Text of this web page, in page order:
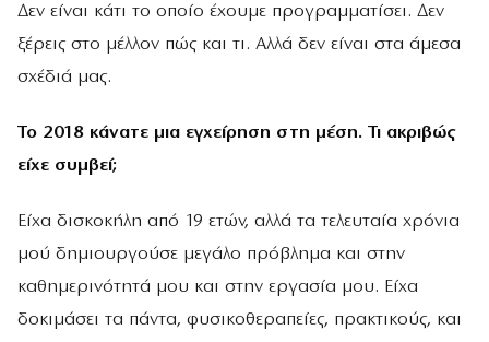
∆εν είναι κάτι το οποίο έχουµε προγραµµατίσει. ∆εν
ξέρεις στο µέλλον πώς και τι. Αλλά δεν είναι στα άµεσα
σχέδιά µας.
Το 2018 κάνατε µια εγχείρηση στη µέση. Τι ακριβώς
είχε συµβεί;
Είχα δισκοκήλη από 19 ετών, αλλά τα τελευταία χρόνια
µού δηµιουργούσε µεγάλο πρόβληµα και στην
καθηµερινότητά µου και στην εργασία µου. Είχα
δοκιµάσει τα πάντα, φυσικοθεραπείες, πρακτικούς, και